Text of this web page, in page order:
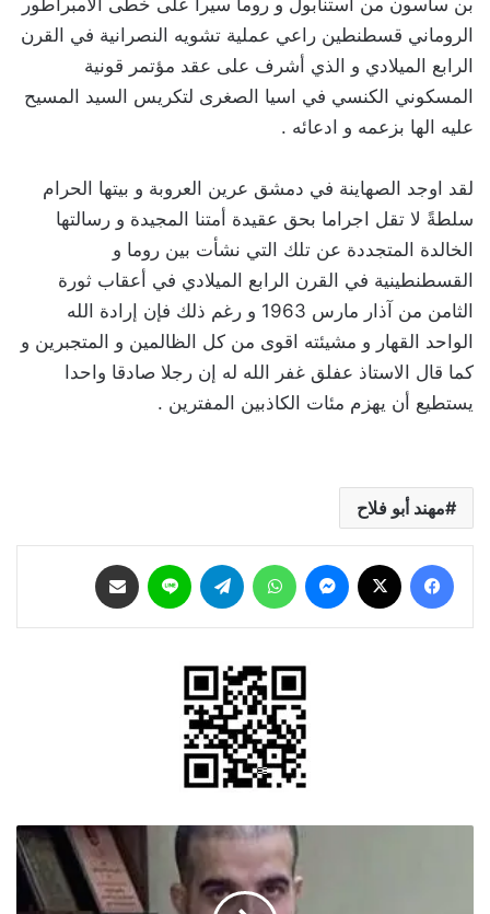
الروماني قسطنطين راعي عملية تشويه النصرانية في القرن
الرابع الميلادي و الذي أشرف على عقد مؤتمر قونية
المسكوني الكنسي في اسيا الصغرى لتكريس السيد المسيح
عليه الها بزعمه و ادعائه .
‏لقد اوجد الصهاينة في دمشق عرين العروبة و بيتها الحرام
سلطةً لا تقل اجراما بحق عقيدة أمتنا المجيدة و رسالتها
الخالدة المتجددة عن تلك التي نشأت بين روما و
القسطنطينية في القرن الرابع الميلادي في أعقاب ثورة
الثامن من آذار مارس 1963 و رغم ذلك فإن إرادة الله
الواحد القهار و مشيئته اقوى من كل الظالمين و المتجبرين و
كما قال الاستاذ عفلق غفر الله له إن رجلا صادقا واحدا
يستطيع أن يهزم مئات الكاذبين المفترين .
مهند أبو فلاح
فيسبوك ماسنجر واتساب تيلقرام لاين